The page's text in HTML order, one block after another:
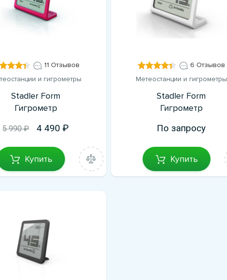
11 Отзывов
и гигрометры
Stadler Form
Гигрометр
5 990 ₽ 4 490
Купить
6 Отзывов
Метеостанции и гигрометры
Stadler Form
Гигрометр
По запросу
Купить